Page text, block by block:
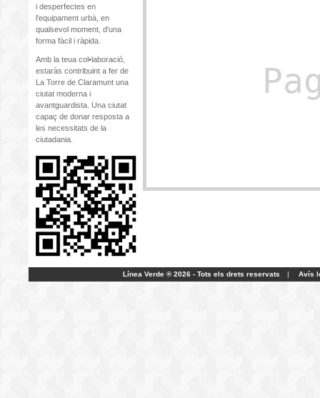
i desperfectes en
l'equipament urbà, en
qualsevol moment, d'una
forma fàcil i ràpida.
Amb la teua col•laboració,
estaràs contribuint a fer de
La Torre de Claramunt una
ciutat moderna i
avantguardista. Una ciutat
capaç de donar resposta a
les necessitats de la
ciutadania.
Línea Verde ® 2026 - Tots els drets reservats | Avís